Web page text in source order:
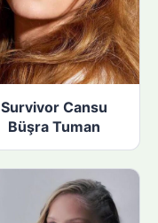
Survivor Cansu
Büşra Tuman